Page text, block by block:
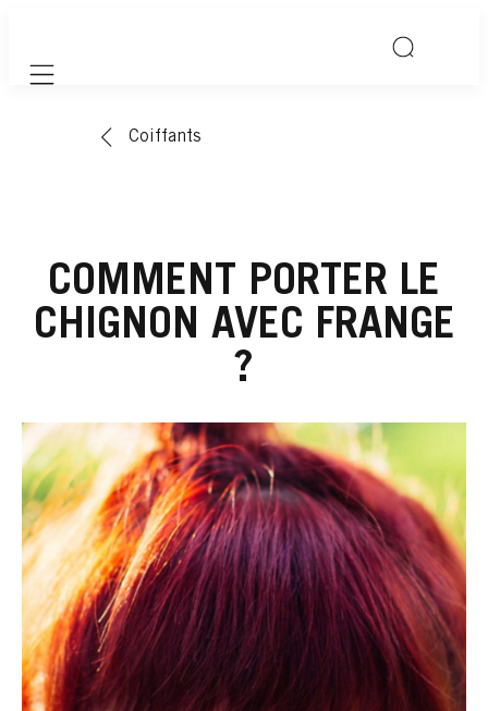
Mobile navigation
Coiffants
COMMENT PORTER LE
CHIGNON AVEC FRANGE
?